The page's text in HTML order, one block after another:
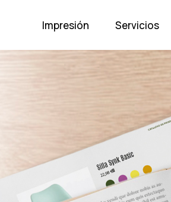
Impresión Servicios